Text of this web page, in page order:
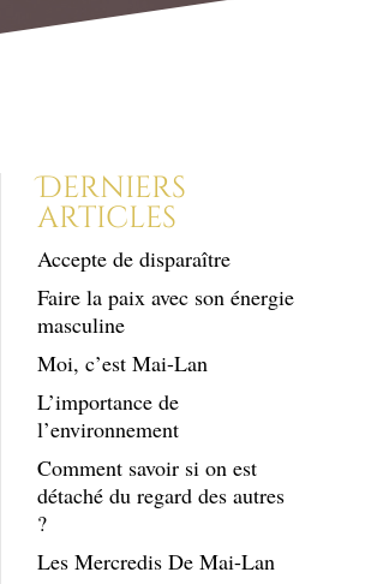
Derniers
articles
Accepte de disparaître
Faire la paix avec son énergie
masculine
Moi, c’est Mai-Lan
L’importance de
l’environnement
Comment savoir si on est
détaché du regard des autres
?
Les Mercredis De Mai-Lan